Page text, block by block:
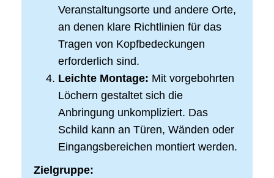
Veranstaltungsorte und andere Orte,
an denen klare Richtlinien für das
Tragen von Kopfbedeckungen
erforderlich sind.
Leichte Montage: Mit vorgebohrten
Löchern gestaltet sich die
Anbringung unkompliziert. Das
Schild kann an Türen, Wänden oder
Eingangsbereichen montiert werden.
Zielgruppe: